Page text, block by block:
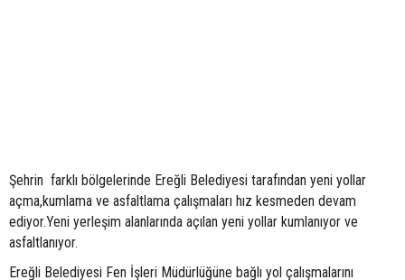
Şehrin farklı bölgelerinde Ereğli Belediyesi tarafından yeni yollar
açma,kumlama ve asfaltlama çalışmaları hız kesmeden devam
ediyor.Yeni yerleşim alanlarında açılan yeni yollar kumlanıyor ve
asfaltlanıyor.
Ereğli Belediyesi Fen İşleri Müdürlüğüne bağlı yol çalışmalarını